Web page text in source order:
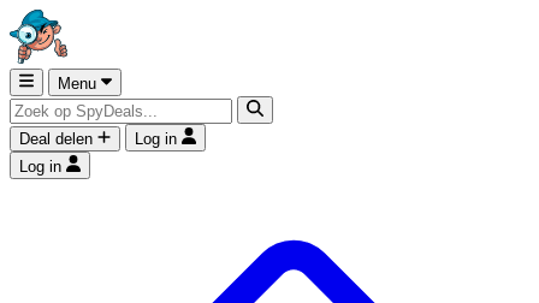
Menu
Deal delen
Log in
Log in